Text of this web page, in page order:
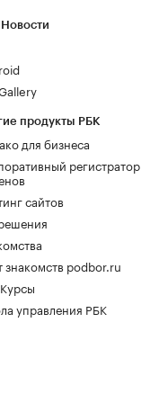
продукты РБК
для бизнеса
регистратор
сайтов
знакомств podbor.ru
управления РБК